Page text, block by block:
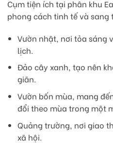
Cụm tiện ích tại phân khu
phong cách tinh tế và sang
Vườn nhật, nơi tỏa sáng
lịch.
Đảo cây xanh, tạo nên
giãn.
Vườn bốn mùa, mang
đổi theo mùa trong một
Quảng trường, nơi giao
xã hội.